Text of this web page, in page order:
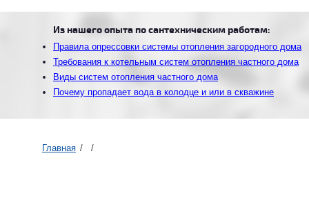
Главная
Из нашего опыта по сантехническим работам:
Правила опрессовки системы отопления загородного дома
Требования к котельным систем отопления частного дома
Виды систем отопления частного дома
Почему пропадает вода в колодце и или в скважине